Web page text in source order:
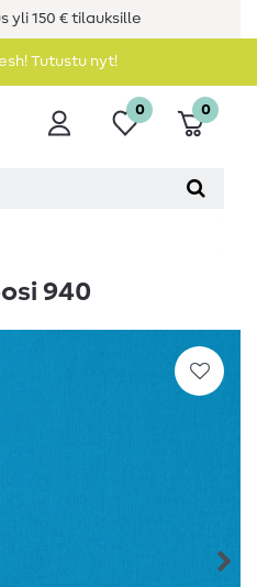
yli 150 € tilauksille
Tutustu nyt!
0 0
940